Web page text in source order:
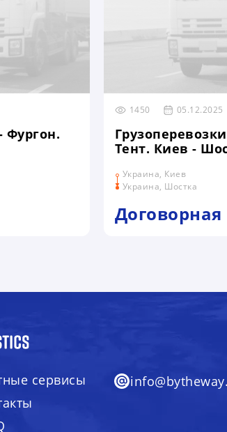
Фургон.
1450 05.12.2025
Тент. Киев -
Украина, Киев
Украина, Шостка
Договорная
сервисы
НА СБОР И